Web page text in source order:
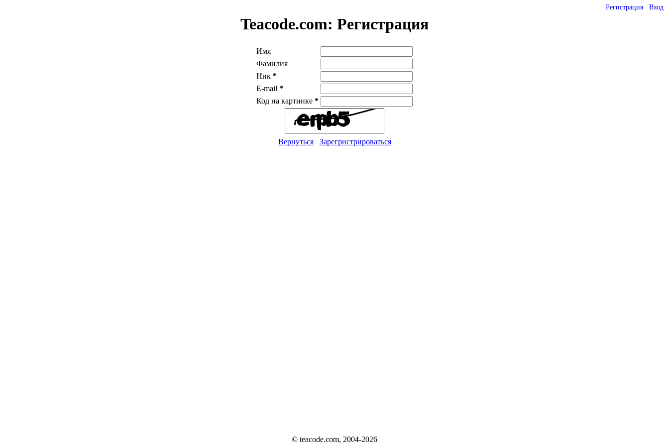
Регистрация Вход
Teacode.com: Регистрация
Имя
Фамилия
Ник *
E-mail *
Код на картинке *
Вернуться Зарегристрироваться
© teacode.com, 2004-2026